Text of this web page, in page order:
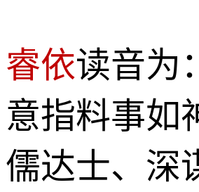
睿依读音为
意指料事如
儒达士、深